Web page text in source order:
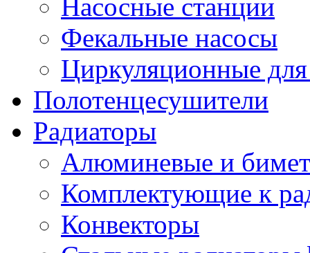
Насосные станции
Фекальные насосы
Циркуляционные для
Полотенцесушители
Радиаторы
Алюминевые и
Комплектующие к
Конвекторы